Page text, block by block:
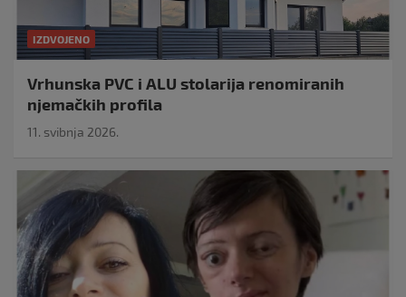
IZDVOJENO
Vrhunska PVC i ALU stolarija renomiranih
njemačkih profila
11. svibnja 2026.